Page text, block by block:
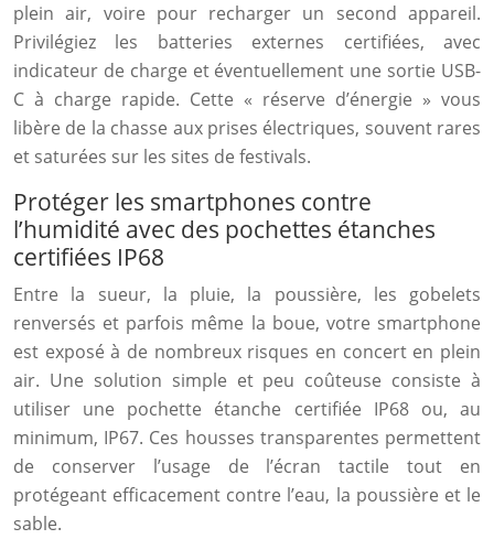
plein air, voire pour recharger un second appareil.
Privilégiez les batteries externes certifiées, avec
indicateur de charge et éventuellement une sortie USB-
C à charge rapide. Cette « réserve d’énergie » vous
libère de la chasse aux prises électriques, souvent rares
et saturées sur les sites de festivals.
Protéger les smartphones contre
l’humidité avec des pochettes étanches
certifiées IP68
Entre la sueur, la pluie, la poussière, les gobelets
renversés et parfois même la boue, votre smartphone
est exposé à de nombreux risques en concert en plein
air. Une solution simple et peu coûteuse consiste à
utiliser une pochette étanche certifiée IP68 ou, au
minimum, IP67. Ces housses transparentes permettent
de conserver l’usage de l’écran tactile tout en
protégeant efficacement contre l’eau, la poussière et le
sable.